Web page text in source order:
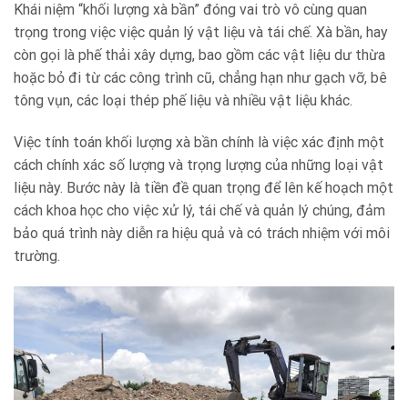
Khái niệm “khối lượng xà bần” đóng vai trò vô cùng quan
trọng trong việc việc quản lý vật liệu và tái chế. Xà bần, hay
còn gọi là phế thải xây dựng, bao gồm các vật liệu dư thừa
hoặc bỏ đi từ các công trình cũ, chẳng hạn như gạch vỡ, bê
tông vụn, các loại thép phế liệu và nhiều vật liệu khác.
Việc tính toán khối lượng xà bần chính là việc xác định một
cách chính xác số lượng và trọng lượng của những loại vật
liệu này. Bước này là tiền đề quan trọng để lên kế hoạch một
cách khoa học cho việc xử lý, tái chế và quản lý chúng, đảm
bảo quá trình này diễn ra hiệu quả và có trách nhiệm với môi
trường.